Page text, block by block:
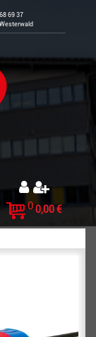
69 37
0 0,00 €